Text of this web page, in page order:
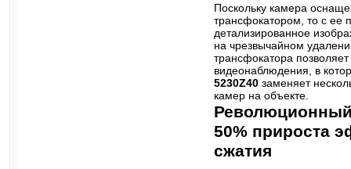
Поскольку камера
трансфокатором, то с
детализированное
на чрезвычайном
трансфокатора
видеонаблюдения, в
5230Z40 заменяет
камер на объекте.
50% прироста
сжатия